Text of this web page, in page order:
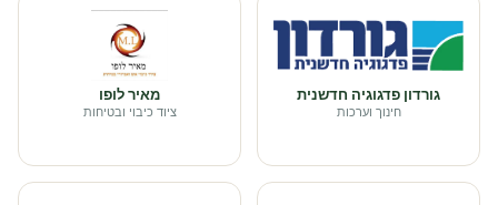
גורדון פדגוגיה חדשנית
חינוך וערכות
מאיר לופו
ציוד כיבוי ובטיחות